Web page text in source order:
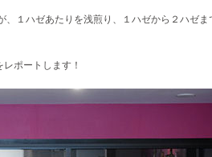
１ハゼあたりを浅煎り、１ハゼから２ハゼ
ポートします！